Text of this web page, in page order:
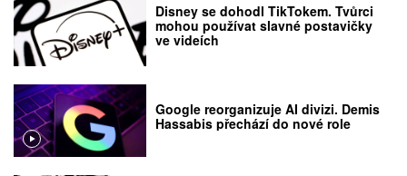
Disney se dohodl TikTokem. Tvůrci
mohou používat slavné postavičky
ve videích
Google reorganizuje AI divizi. Demis
Hassabis přechází do nové role